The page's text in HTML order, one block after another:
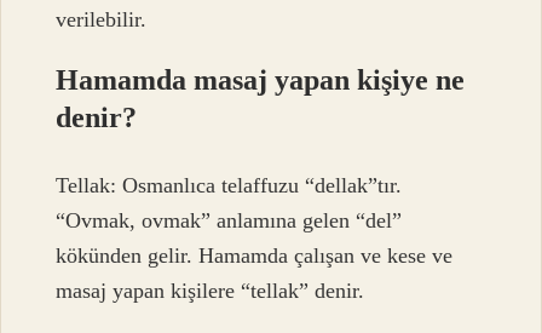
verilebilir.
Hamamda masaj yapan kişiye ne
denir?
Tellak: Osmanlıca telaffuzu “dellak”tır.
“Ovmak, ovmak” anlamına gelen “del”
kökünden gelir. Hamamda çalışan ve kese ve
masaj yapan kişilere “tellak” denir.